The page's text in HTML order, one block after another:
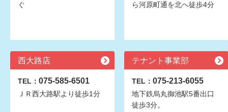
ぐ
ら河原町通を北へ徒歩4分
西大路店
TEL： 075-585-6501
ＪＲ西大路駅より徒歩1分
テナント事業部
TEL： 075-213-6055
地下鉄烏丸御池駅5番出口
徒歩3分。